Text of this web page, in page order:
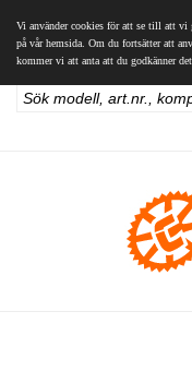
Vi använder cookies för att se till att vi
på vår hemsida. Om du fortsätter att
kommer vi att anta att du godkänner